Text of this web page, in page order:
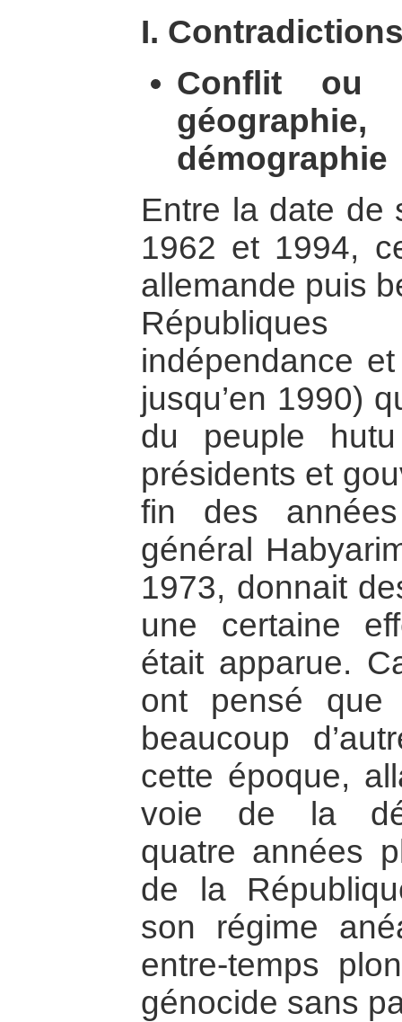
I.
Conflit ou
démographie
Entre la date de
1962 et 1994,
allemande puis
indépendance
jusqu’en 1990)
du peuple
présidents et
fin des
général
1973, donnait
une certaine
était apparue.
ont pensé que
beaucoup
cette époque,
voie de la
quatre années
de la
son régime
entre-temps
génocide sans